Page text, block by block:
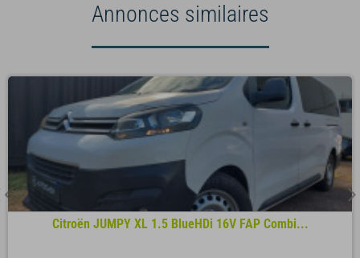
Annonces similaires
Citroën JUMPY XL 1.5 BlueHDi 16V FAP Combi...